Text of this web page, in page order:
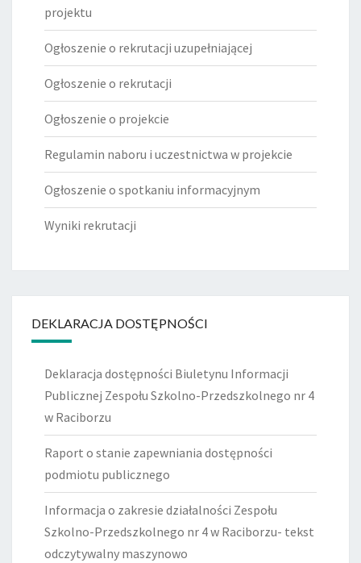
projektu
Ogłoszenie o rekrutacji uzupełniającej
Ogłoszenie o rekrutacji
Ogłoszenie o projekcie
Regulamin naboru i uczestnictwa w projekcie
Ogłoszenie o spotkaniu informacyjnym
Wyniki rekrutacji
DEKLARACJA DOSTĘPNOŚCI
Deklaracja dostępności Biuletynu Informacji
Publicznej Zespołu Szkolno-Przedszkolnego nr 4
w Raciborzu
Raport o stanie zapewniania dostępności
podmiotu publicznego
Informacja o zakresie działalności Zespołu
Szkolno-Przedszkolnego nr 4 w Raciborzu- tekst
odczytywalny maszynowo